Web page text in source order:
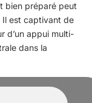
bien préparé peut
Il est captivant de
d’un appui multi-
dans la